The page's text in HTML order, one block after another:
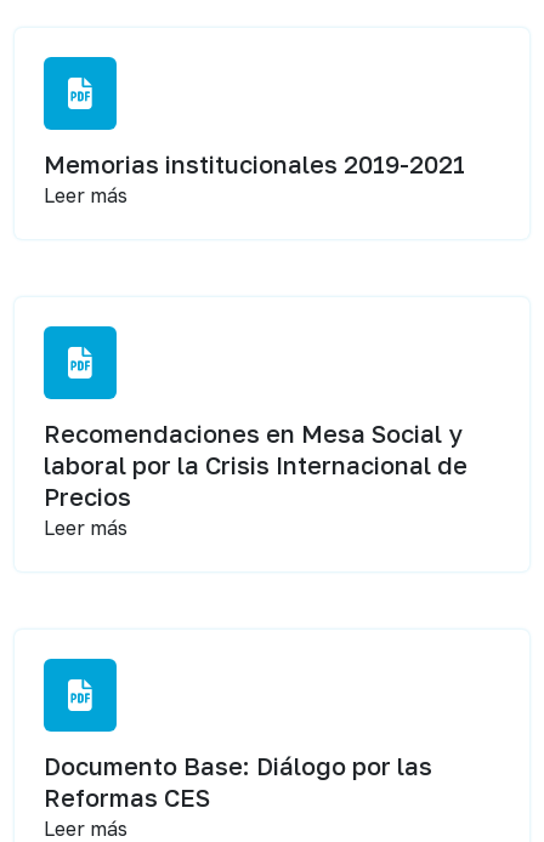
Memorias institucionales 2019-2021
Leer más
Recomendaciones en Mesa Social y
laboral por la Crisis Internacional de
Precios
Leer más
Documento Base: Diálogo por las
Reformas CES
Leer más